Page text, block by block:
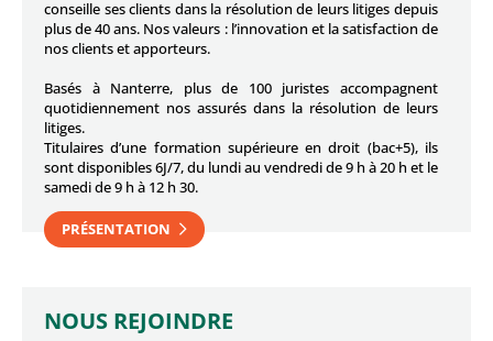
conseille ses clients dans la résolution de leurs litiges depuis
plus de 40 ans. Nos valeurs : l’innovation et la satisfaction de
nos clients et apporteurs.
Basés à Nanterre, plus de 100 juristes accompagnent
quotidiennement nos assurés dans la résolution de leurs
litiges.
Titulaires d’une formation supérieure en droit (bac+5), ils
sont disponibles 6J/7, du lundi au vendredi de 9 h à 20 h et le
samedi de 9 h à 12 h 30.
PRÉSENTATION
NOUS REJOINDRE